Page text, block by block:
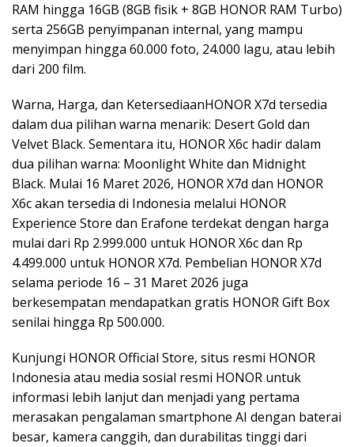
RAM hingga 16GB (8GB fisik + 8GB HONOR RAM Turbo)
serta 256GB penyimpanan internal, yang mampu
menyimpan hingga 60.000 foto, 24.000 lagu, atau lebih
dari 200 film.
Warna, Harga, dan KetersediaanHONOR X7d tersedia
dalam dua pilihan warna menarik: Desert Gold dan
Velvet Black. Sementara itu, HONOR X6c hadir dalam
dua pilihan warna: Moonlight White dan Midnight
Black. Mulai 16 Maret 2026, HONOR X7d dan HONOR
X6c akan tersedia di Indonesia melalui HONOR
Experience Store dan Erafone terdekat dengan harga
mulai dari Rp 2.999.000 untuk HONOR X6c dan Rp
4.499.000 untuk HONOR X7d. Pembelian HONOR X7d
selama periode 16 – 31 Maret 2026 juga
berkesempatan mendapatkan gratis HONOR Gift Box
senilai hingga Rp 500.000.
Kunjungi HONOR Official Store, situs resmi HONOR
Indonesia atau media sosial resmi HONOR untuk
informasi lebih lanjut dan menjadi yang pertama
merasakan pengalaman smartphone AI dengan baterai
besar, kamera canggih, dan durabilitas tinggi dari